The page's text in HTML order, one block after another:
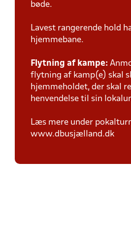
bøde.
Lavest rangerende hold
hjemmebane.
Flytning af kampe:
flytning af kamp(e) skal
hjemmeholdet, der skal
henvendelse til sin
Læs mere under
www.dbusjælland.dk